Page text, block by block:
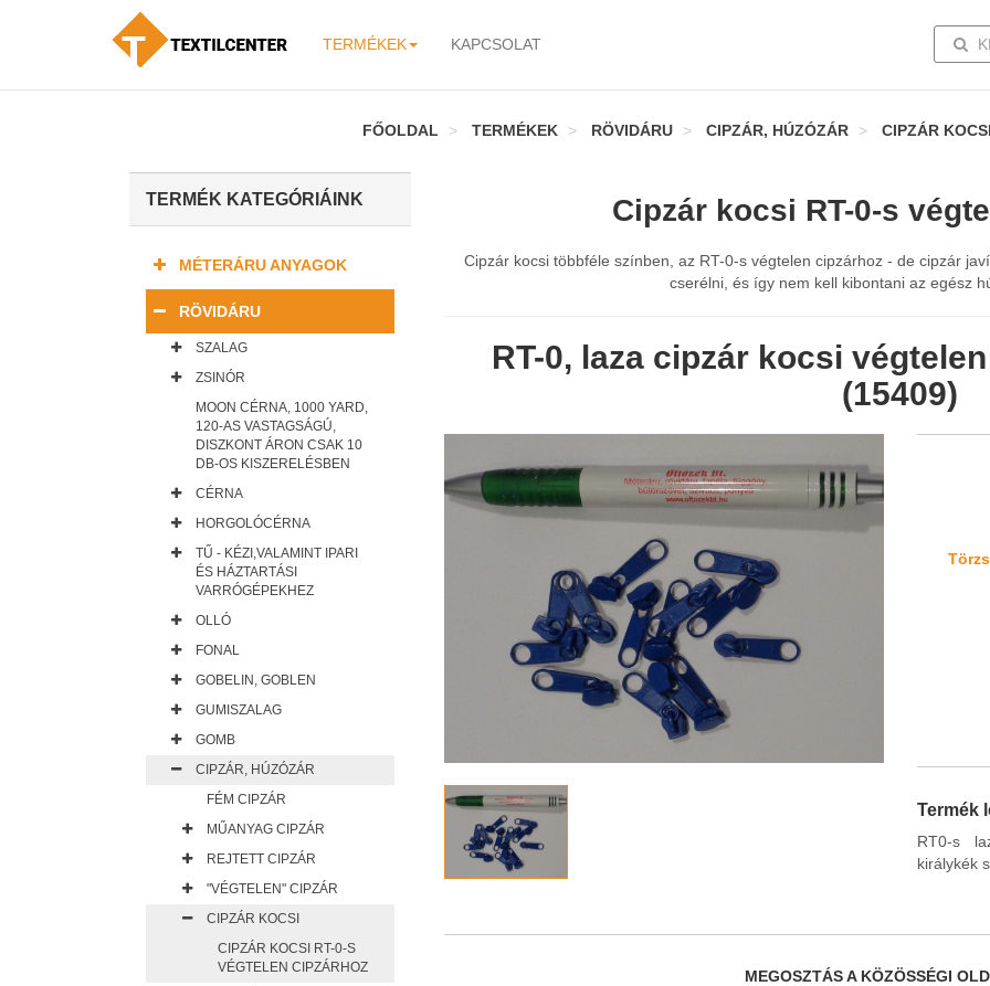
TERMÉKEK KAPCSOLAT
FŐOLDAL TERMÉKEK RÖVIDÁRU CIPZÁR, HÚZÓZÁR CIPZÁR
Cipzár kocsi RT-0-s
Cipzár kocsi többféle színben, az RT-0-s végtelen cipzárhoz - de cipzár
cserélni, és így nem kell kibontani az egész
RT-0, laza cipzár kocsi
(15409)
Termék
RT0-s
királykék
MEGOSZTÁS A KÖZÖSSÉGI
TERMÉK KATEGÓRIÁINK
MÉTERÁRU ANYAGOK
RÖVIDÁRU
SZALAG
ZSINÓR
MOON CÉRNA, 1000 YARD,
120-AS VASTAGSÁGÚ,
DISZKONT ÁRON CSAK 10
DB-OS KISZERELÉSBEN
CÉRNA
HORGOLÓCÉRNA
TŰ - KÉZI,VALAMINT IPARI
ÉS HÁZTARTÁSI
VARRÓGÉPEKHEZ
OLLÓ
FONAL
GOBELIN, GOBLEN
GUMISZALAG
GOMB
CIPZÁR, HÚZÓZÁR
FÉM CIPZÁR
MŰANYAG CIPZÁR
REJTETT CIPZÁR
"VÉGTELEN" CIPZÁR
CIPZÁR KOCSI
CIPZÁR KOCSI RT-0-S
VÉGTELEN CIPZÁRHOZ